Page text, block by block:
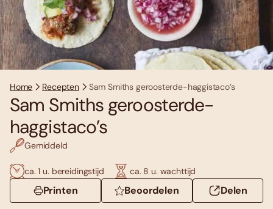
Home Recepten Sam Smiths geroosterde-haggistaco’s
Sam Smiths geroosterde-
haggistaco’s
Gemiddeld
ca. 1 u. bereidingstijd ca. 8 u. wachttijd
Printen Beoordelen Delen